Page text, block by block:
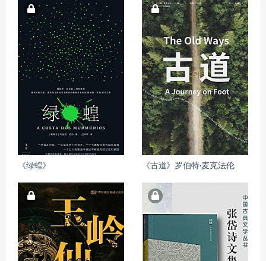
《绿蝗》 《古道》罗伯特·麦克法伦